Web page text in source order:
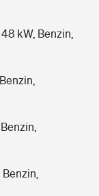
kW, Benzin,